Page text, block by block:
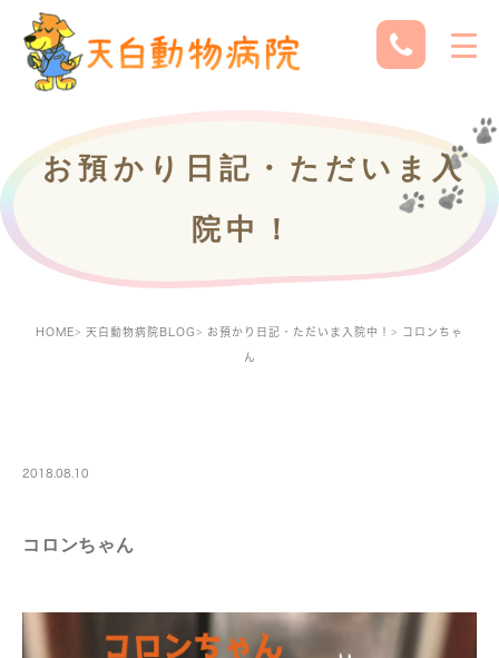
お預かり日記・ただいま入
院中！
HOME 天白動物病院BLOG お預かり日記・ただいま入院中！ コロンちゃ
ん
2018.08.10
コロンちゃん